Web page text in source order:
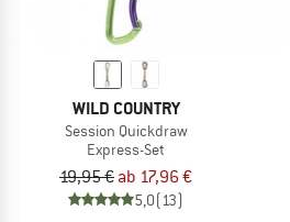
WILD COUNTRY
Session Quickdraw
Express-Set
19,95 € ab 17,96 €
5,0(13)